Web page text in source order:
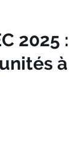
2025 :
à